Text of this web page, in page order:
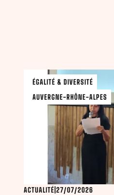
ÉGALITÉ & DIVERSITÉ
AUVERGNE-RHÔNE-ALPES
ACTUALITÉ |27/07/2026